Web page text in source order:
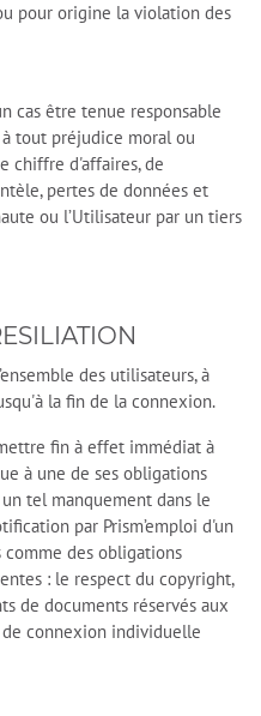
pour origine la violation des
cas être tenue responsable
tout préjudice moral ou
chiffre d'affaires, de
pertes de données et
ou l’Utilisateur par un tiers
des utilisateurs, à
la fin de la connexion.
fin à effet immédiat à
à une de ses obligations
tel manquement dans le
par Prism’emploi d'un
des obligations
: le respect du copyright,
de documents réservés aux
connexion individuelle